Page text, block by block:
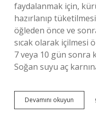
faydalanmak için,
hazırlanıp
öğleden önce ve
sıcak olarak içilmesi
7 veya 10 gün sonra
Soğan suyu aç
Devamını okuyun
Suyu